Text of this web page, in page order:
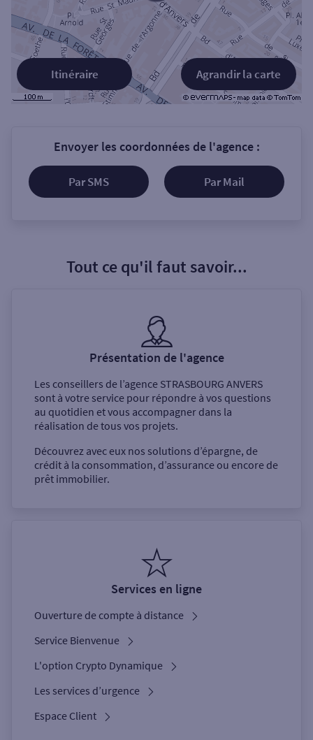
Agrandir la carte
Itinéraire
Envoyer les coordonnées de l'agence :
Par SMS Par Mail
Tout ce qu'il faut savoir...
Présentation de l'agence
Les conseillers de l’agence STRASBOURG ANVERS
sont à votre service pour répondre à vos questions
au quotidien et vous accompagner dans la
réalisation de tous vos projets.
Découvrez avec eux nos solutions d’épargne, de
crédit à la consommation, d’assurance ou encore de
prêt immobilier.
Services en ligne
Ouverture de compte à distance
Service Bienvenue
L'option Crypto Dynamique
Les services d’urgence
Espace Client